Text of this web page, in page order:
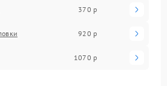
370 р
920 р
1070 р